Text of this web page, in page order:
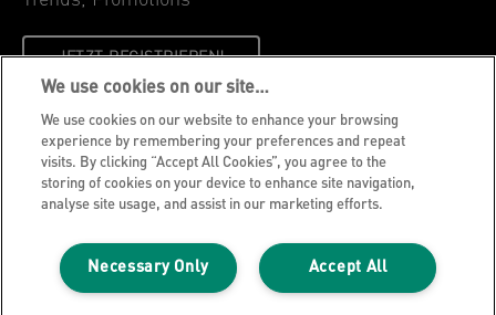
JETZT REGISTRIEREN!
Datenschutzhinweise
Cookie Richtlinie
Legal Notice
Meine Daten verwalten
We use cookies on our site…
We use cookies on our website to enhance your browsing
experience by remembering your preferences and repeat
visits. By clicking “Accept All Cookies”, you agree to the
storing of cookies on your device to enhance site navigation,
analyse site usage, and assist in our marketing efforts.
Accept All
Necessary Only